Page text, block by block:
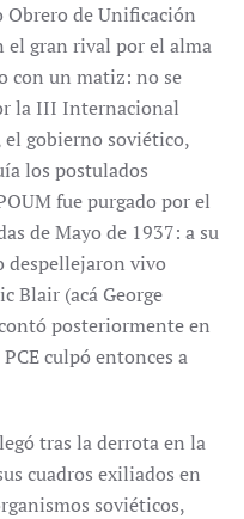
Obrero de Unificación
el gran rival por el alma
con un matiz: no se
la III Internacional
gobierno soviético,
los postulados
fue purgado por el
de Mayo de 1937: a su
despellejaron vivo
Blair (acá George
posteriormente en
PCE culpó entonces a
tras la derrota en la
cuadros exiliados en
soviéticos,